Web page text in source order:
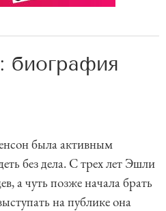
биография
была активным
без дела. С трех лет Эшли
а чуть позже начала брать
на публике она